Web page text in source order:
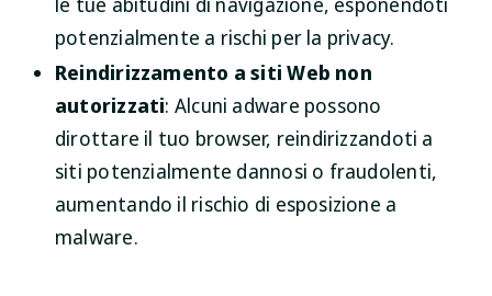
potenzialmente a rischi per la privacy.
Reindirizzamento a siti Web non
autorizzati: Alcuni adware possono
dirottare il tuo browser, reindirizzandoti a
siti potenzialmente dannosi o fraudolenti,
aumentando il rischio di esposizione a
malware.